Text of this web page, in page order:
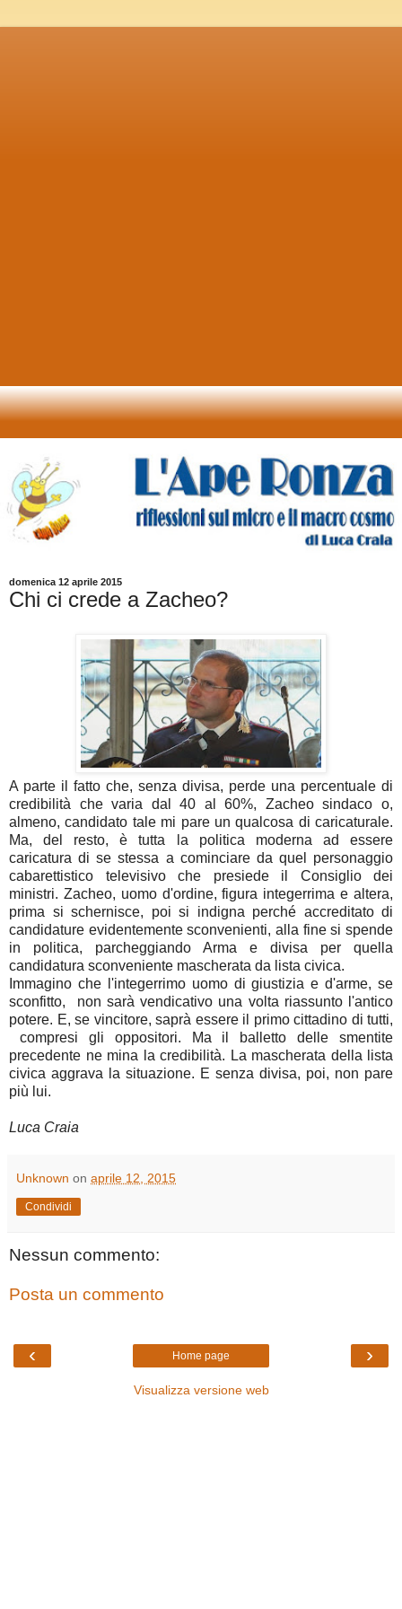
domenica 12 aprile 2015
Chi ci crede a Zacheo?
A parte il fatto che, senza divisa, perde una percentuale di
credibilità che varia dal 40 al 60%, Zacheo sindaco o,
almeno, candidato tale mi pare un qualcosa di caricaturale.
Ma, del resto, è tutta la politica moderna ad essere
caricatura di se stessa a cominciare da quel personaggio
cabarettistico televisivo che presiede il Consiglio dei
ministri. Zacheo, uomo d'ordine, figura integerrima e altera,
prima si schernisce, poi si indigna perché accreditato di
candidature evidentemente sconvenienti, alla fine si spende
in politica, parcheggiando Arma e divisa per quella
candidatura sconveniente mascherata da lista civica.
Immagino che l'integerrimo uomo di giustizia e d'arme, se
sconfitto, non sarà vendicativo una volta riassunto l'antico
potere. E, se vincitore, saprà essere il primo cittadino di tutti,
compresi gli oppositori. Ma il balletto delle smentite
precedente ne mina la credibilità. La mascherata della lista
civica aggrava la situazione. E senza divisa, poi, non pare
più lui.
Luca Craia
Unknown on aprile 12, 2015
Condividi
Nessun commento:
Posta un commento
‹ ›
Home page
Visualizza versione web